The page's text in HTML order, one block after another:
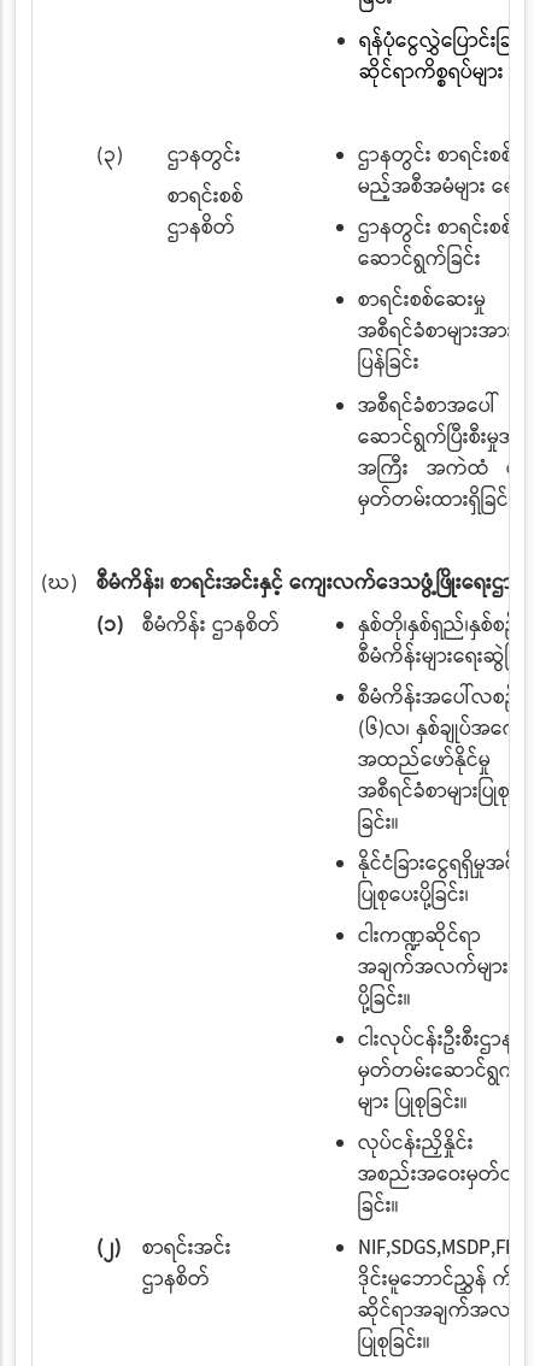
ရန်ပုံငွေလွှဲပြောင်းခြင်း
ဆိုင်ရာကိစ္စရပ်များ
(၃)
ဌာနတွင်း
စာရင်းစစ်
ဌာနစိတ်
ဌာနတွင်း စာရင်းစစ်ဆ
မည့်အစီအမံများ ရေးဆွဲ
ဌာနတွင်း စာရင်းစစ်ဆ
ဆောင်ရွက်ခြင်း
စာရင်းစစ်ဆေးမှု
အစီရင်ခံစာများအာ
ပြန်ခြင်း
အစီရင်ခံစာအပေါ်
ဆောင်ရွက်ပြီးစီးမှုအာ
အကြီး အကဲထံ တင်ပ
မှတ်တမ်းထားရှိခြင်း
(ဃ)
စီမံကိန်း၊ စာရင်းအင်းနှင့် ကျေးလက်ဒေသဖွံ့ဖြိုးရေးဌာနစု
(၁)
စီမံကိန်း ဌာနစိတ်
နှစ်တို၊နှစ်ရှည်၊နှစ်စဉ်
စီမံကိန်းများရေးဆွဲခြင်
စီမံကိန်းအပေါ်လစဉ်၊(
(၆)လ၊ နှစ်ချုပ်အကော
အထည်ဖော်နိုင်မှု
အစီရင်ခံစာများပြုစုပေ
ခြင်း။
နိုင်ငံခြားငွေရရှိမှုအစီရ
ပြုစုပေးပို့ခြင်း၊
ငါးကဏ္ဍဆိုင်ရာ
အချက်အလက်များပြုစု
ပို့ခြင်း။
ငါးလုပ်ငန်းဦးစီးဌာန၏
မှတ်တမ်းဆောင်ရွက်ခ
များ ပြုစုခြင်း။
လုပ်ငန်းညှိနှိုင်း
အစည်းအဝေးမှတ်တမ်း
ခြင်း။
(၂)
စာရင်းအင်း
ဌာနစိတ်
ဒိုင်းမူဘောင်ညွှန် ကိန်း
ဆိုင်ရာအချက်အလက်မ
ပြုစုခြင်း။